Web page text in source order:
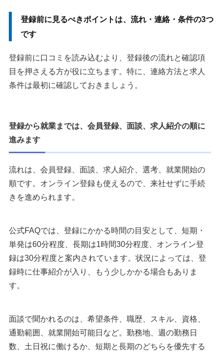
登録前に見るべきポイントは、流れ・連絡・条件の3つ
です
登録前に口コミを読み込むより、登録後の流れと確認項
目を押さえる方が役に立ちます。特に、連絡方法と求人
条件は最初に確認しておきましょう。
登録から就業までは、会員登録、面談、求人紹介の順に
進みます
流れは、会員登録、面談、求人紹介、選考、就業開始の
順です。オンライン登録も使えるので、来社せずに手続
きを進められます。
公式FAQでは、登録にかかる時間の目安として、短期・
単発は60分程度、長期は1時間30分程度、オンライン登
録は30分程度と案内されています。状況によっては、登
録時に仕事紹介が入り、もう少しかかる場合もありま
す。
面談で聞かれるのは、希望条件、職歴、スキル、資格、
通勤範囲、就業開始可能日など。勤務地、週の勤務日
数、土日祝に働けるか、短期と長期のどちらを優先する